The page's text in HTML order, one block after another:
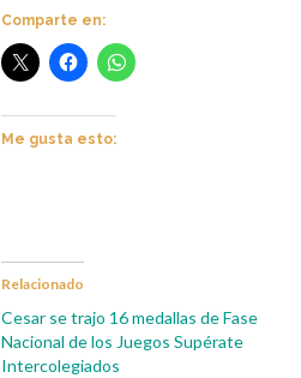
Comparte en:
Me gusta esto:
Relacionado
Cesar se trajo 16 medallas de Fase
Nacional de los Juegos Supérate
Intercolegiados